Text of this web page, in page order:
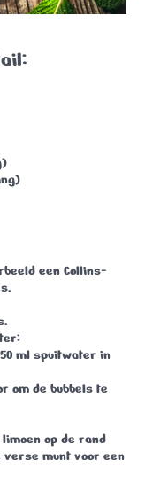
een Collins-
:
ml spuitwater in
om de bubbels te
op de rand
munt voor een